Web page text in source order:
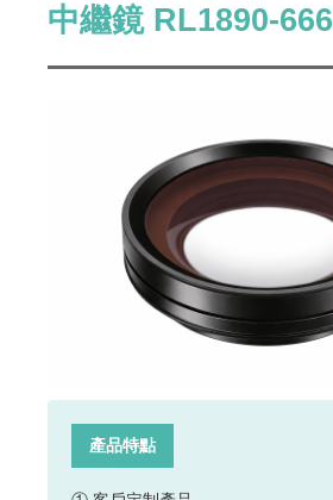
中繼鏡 RL1890-666
產品特點